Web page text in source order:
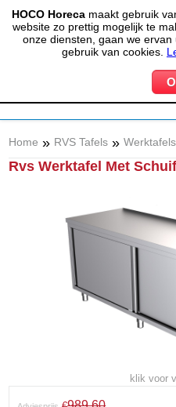
HOCO Horecamaakt gebruik
website zo prettig mogelijk te
onze diensten, gaan we
gebruik van cookies.
(020) 497 6325
MIJN ACCOUNT 0
Home » RVS Tafels » Werktafels
Rvs Werktafel Met
klik voor